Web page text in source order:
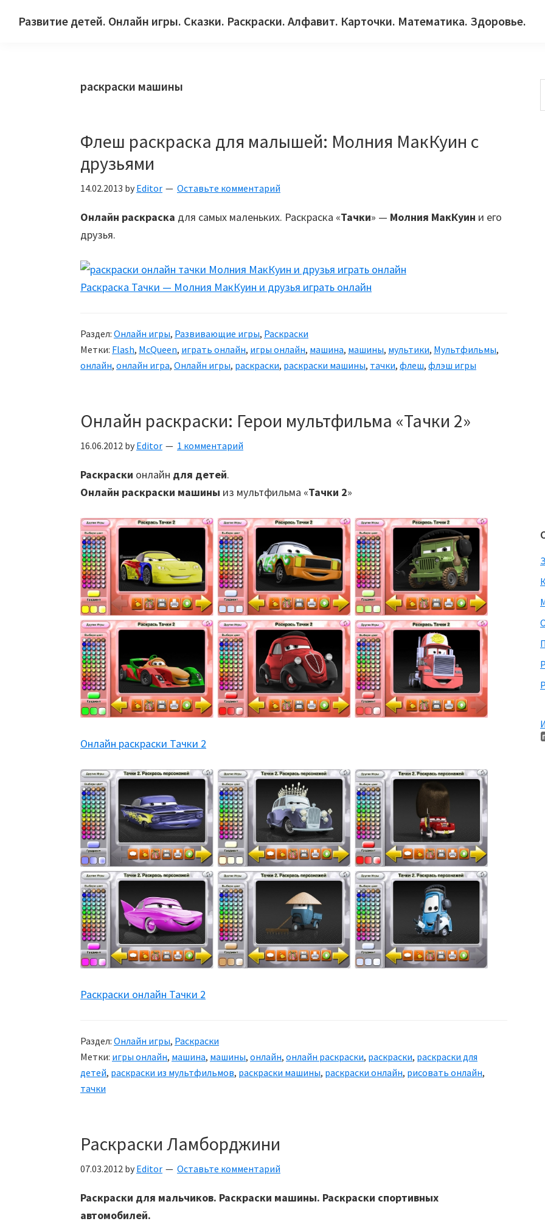
Развитие детей. Онлайн игры. Сказки. Раскраски. Алфавит. Карточки. Математика. Здоровье.
раскраски машины
Флеш раскраска для малышей: Молния МакКуин с
друзьями
14.02.2013 by Editor Оставьте комментарий
Онлайн раскраска для самых маленьких. Раскраска «Тачки» — Молния МакКуин и его
друзья.
Раскраска Тачки — Молния МакКуин и друзья играть онлайн
Раздел: Онлайн игры, Развивающие игры, Раскраски
Метки: Flash, McQueen, играть онлайн, игры онлайн, машина, машины, мультики, Мультфильмы,
онлайн, онлайн игра, Онлайн игры, раскраски, раскраски машины, тачки, флеш, флэш игры
Онлайн раскраски: Герои мультфильма «Тачки 2»
16.06.2012 by Editor 1 комментарий
Раскраски онлайн для детей.
Онлайн раскраски машины из мультфильма «Тачки 2»
Онлайн раскраски Тачки 2
Раскраски онлайн Тачки 2
Раздел: Онлайн игры, Раскраски
Метки: игры онлайн, машина, машины, онлайн, онлайн раскраски, раскраски, раскраски для
детей, раскраски из мультфильмов, раскраски машины, раскраски онлайн, рисовать онлайн,
тачки
Раскраски Ламборджини
07.03.2012 by Editor Оставьте комментарий
Раскраски для мальчиков. Раскраски машины. Раскраски спортивных
автомобилей.